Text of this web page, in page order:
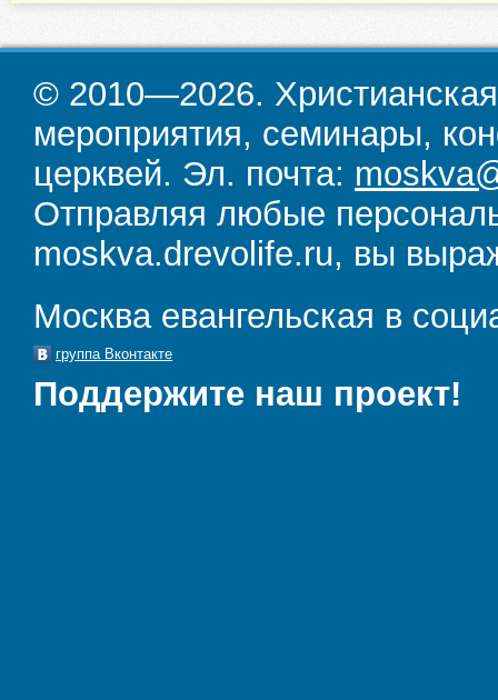
© 2010—2026.
мероприятия, семинары,
церквей. Эл. почта:
Отправляя любые
moskva.drevolife.ru, вы
Москва евангельская в
группа Вконтакте
Поддержите наш проект!